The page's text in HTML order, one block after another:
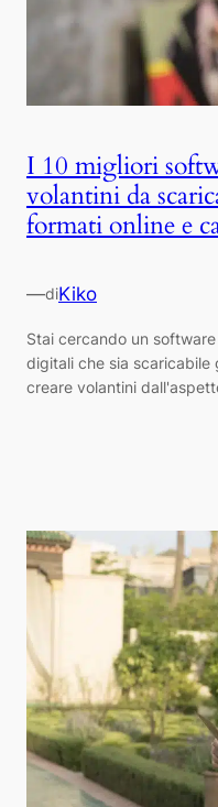
I 10 migliori
volantini da
formati online e
—diKiko
Stai cercando un
digitali che sia scaricabile
creare volantini